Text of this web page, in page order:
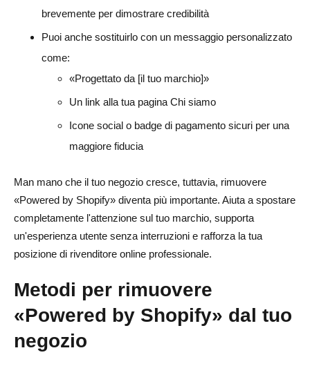
brevemente per dimostrare credibilità
Puoi anche sostituirlo con un messaggio personalizzato
come:
«Progettato da [il tuo marchio]»
Un link alla tua pagina Chi siamo
Icone social o badge di pagamento sicuri per una
maggiore fiducia
Man mano che il tuo negozio cresce, tuttavia, rimuovere
«Powered by Shopify» diventa più importante. Aiuta a spostare
completamente l'attenzione sul tuo marchio, supporta
un'esperienza utente senza interruzioni e rafforza la tua
posizione di rivenditore online professionale.
Metodi per rimuovere
«Powered by Shopify» dal tuo
negozio